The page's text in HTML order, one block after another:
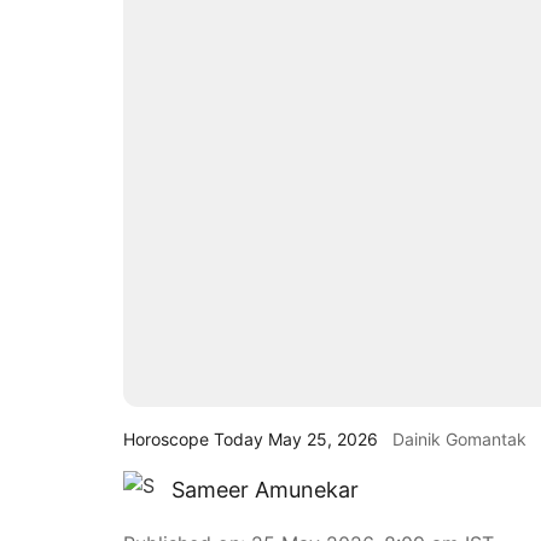
Horoscope Today May 25, 2026 Dainik Gomantak
Sameer Amunekar